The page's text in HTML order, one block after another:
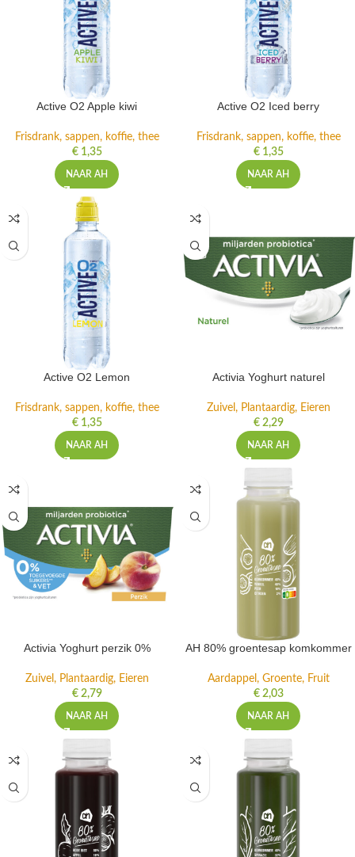
Active O2 Apple kiwi
Frisdrank, sappen, koffie, thee
€1,35
NAAR AH
Active O2 Iced berry
Frisdrank, sappen, koffie, thee
€1,35
NAAR AH
Active O2 Lemon
Frisdrank, sappen, koffie, thee
€1,35
NAAR AH
Activia Yoghurt naturel
Zuivel, Plantaardig, Eieren
€2,29
NAAR AH
Activia Yoghurt perzik 0%
Zuivel, Plantaardig, Eieren
€2,79
NAAR AH
AH 80% groentesap komkommer
Aardappel, Groente, Fruit
€2,03
NAAR AH